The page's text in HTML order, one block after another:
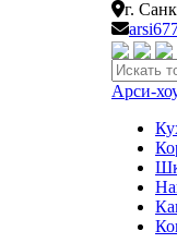
г.
Искать:
Арси-